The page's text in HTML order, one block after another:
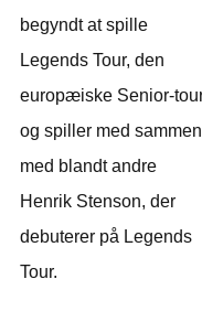
begyndt at spille
Legends Tour, den
europæiske Senior-
og spiller med sammen
med blandt andre
Henrik Stenson, der
debuterer på Legends
Tour.